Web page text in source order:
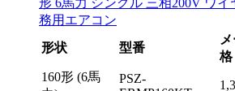
形状 型番
格
160形 (6馬
PSZ-